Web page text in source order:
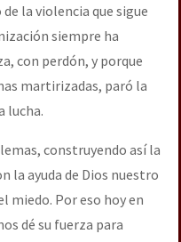
la violencia que sigue
siempre ha
con perdón, y porque
martirizadas, paró la
lucha.
construyendo así la
la ayuda de Dios nuestro
miedo. Por eso hoy en
dé su fuerza para